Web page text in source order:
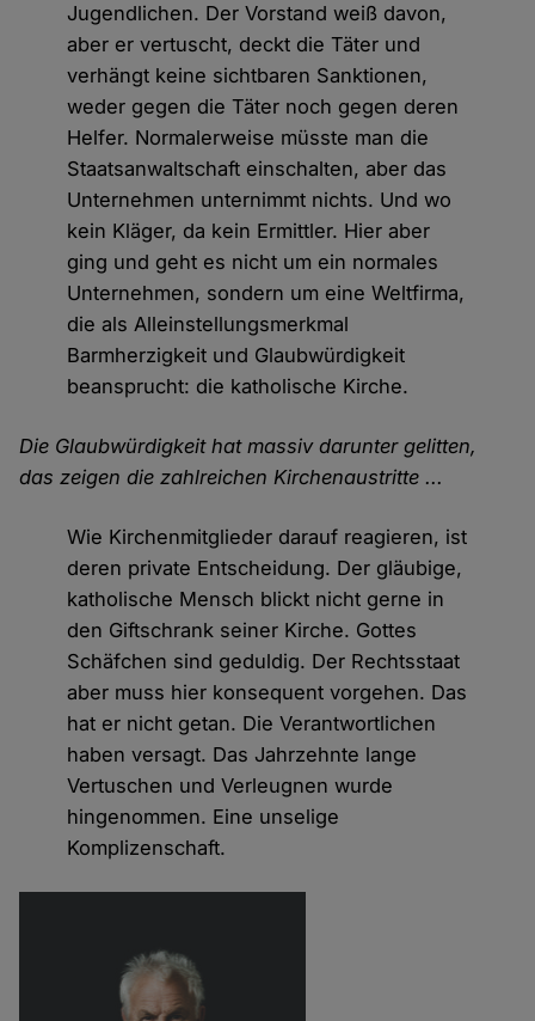
Jugendlichen. Der Vorstand weiß davon,
aber er vertuscht, deckt die Täter und
verhängt keine sichtbaren Sanktionen,
weder gegen die Täter noch gegen deren
Helfer. Normalerweise müsste man die
Staatsanwaltschaft einschalten, aber das
Unternehmen unternimmt nichts. Und wo
kein Kläger, da kein Ermittler. Hier aber
ging und geht es nicht um ein normales
Unternehmen, sondern um eine Weltfirma,
die als Alleinstellungsmerkmal
Barmherzigkeit und Glaubwürdigkeit
beansprucht: die katholische Kirche.
Die Glaubwürdigkeit hat massiv darunter gelitten,
das zeigen die zahlreichen Kirchenaustritte ...
Wie Kirchenmitglieder darauf reagieren, ist
deren private Entscheidung. Der gläubige,
katholische Mensch blickt nicht gerne in
den Giftschrank seiner Kirche. Gottes
Schäfchen sind geduldig. Der Rechtsstaat
aber muss hier konsequent vorgehen. Das
hat er nicht getan. Die Verantwortlichen
haben versagt. Das Jahrzehnte lange
Vertuschen und Verleugnen wurde
hingenommen. Eine unselige
Komplizenschaft.